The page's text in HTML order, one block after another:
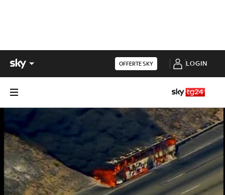
OFFERTE SKY LOGIN